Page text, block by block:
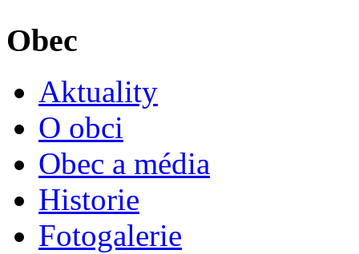
Obec
Aktuality
O obci
Obec a média
Historie
Fotogalerie